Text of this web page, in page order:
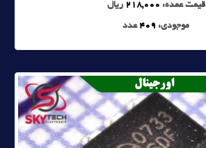
قیمت عمده: 218,000 ریال
موجودی: 409 عدد